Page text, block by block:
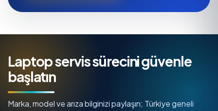
Laptop servis sürecini güvenle
başlatın
Marka, model ve arıza bilginizi paylaşın; Türkiye geneli